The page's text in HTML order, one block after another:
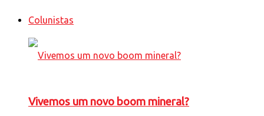
Colunistas
Vivemos um novo boom mineral?